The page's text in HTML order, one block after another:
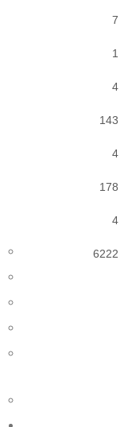
7
1
4
143
4
178
4
6222